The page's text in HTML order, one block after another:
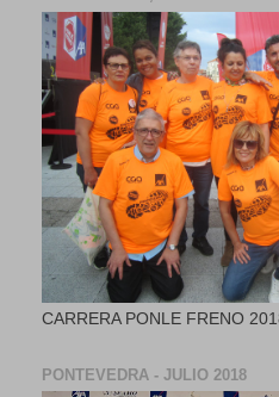
CARRERA PONLE FRENO
PONTEVEDRA - JULIO 2018